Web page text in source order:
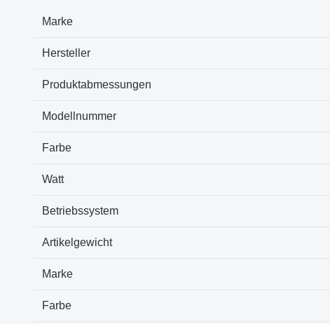
Marke
Hersteller
Produktabmessungen
Modellnummer
Farbe
Watt
Betriebssystem
Artikelgewicht
Marke
Farbe